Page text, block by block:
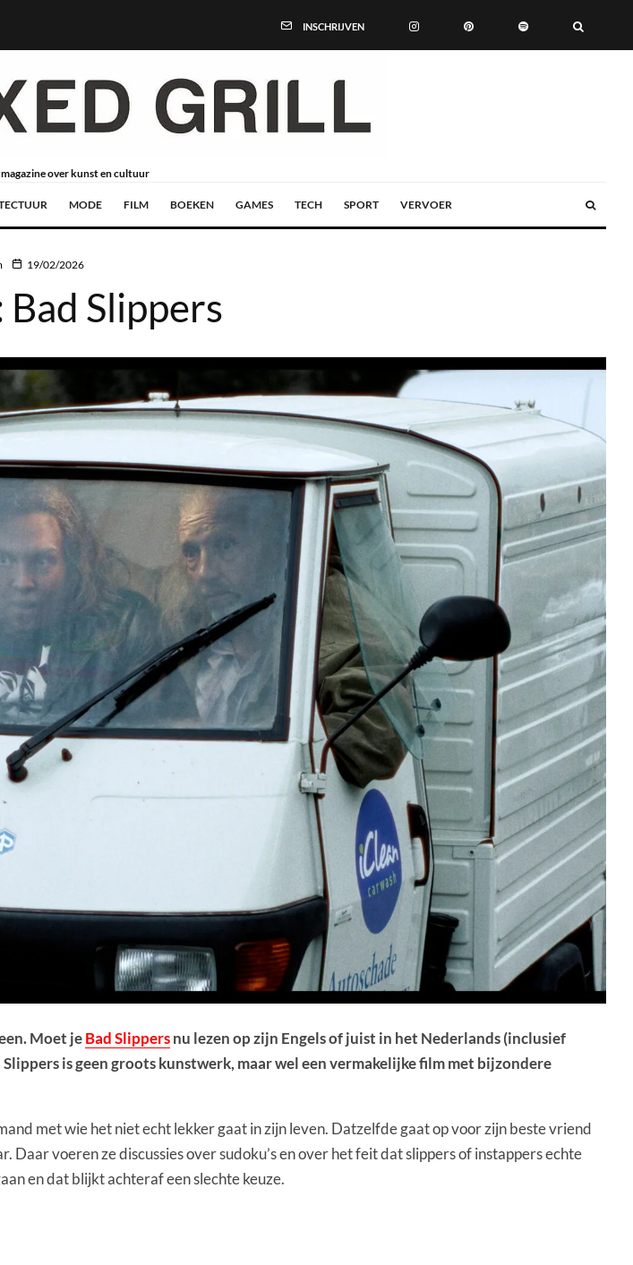
INSCHRIJVEN
over kunst en cultuur
MODE FILM BOEKEN GAMES TECH SPORT VERVOER
19/02/2026
Bad Slippers
Moet jeBad Slippersnu lezen op zijn Engels of juist in het Nederlands (inclusief
is geen groots kunstwerk, maar wel een vermakelijke film met bijzondere
met wie het niet echt lekker gaat in zijn leven. Datzelfde gaat op voor zijn beste vriend
voeren ze discussies over sudoku’s en over het feit dat slippers of instappers echte
en dat blijkt achteraf een slechte keuze.